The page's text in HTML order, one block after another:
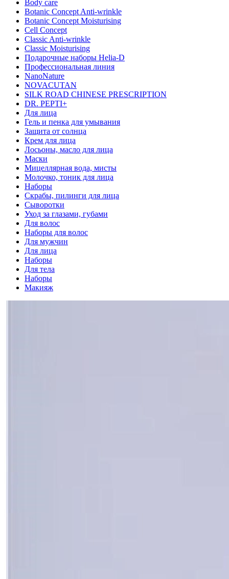
Body care
Botanic Concept Anti-wrinkle
Botanic Concept Moisturising
Cell Concept
Classic Anti-wrinkle
Classic Moisturising
Подарочные наборы Helia-D
Профессиональная линия
NanoNature
NOVACUTAN
SILK ROAD CHINESE PRESCRIPTION
DR. PEPTI+
Для лица
Гель и пенка для умывания
Защита от солнца
Крем для лица
Лосьоны, масло для лица
Маски
Мицеллярная вода, мисты
Молочко, тоник для лица
Наборы
Скрабы, пилинги для лица
Сыворотки
Уход за глазами, губами
Для волос
Наборы для волос
Для мужчин
Для лица
Наборы
Для тела
Наборы
Макияж